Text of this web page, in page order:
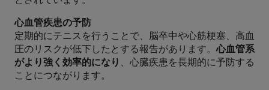
心血管疾患の予防
定期的にテニスを行うことで、脳卒中や心筋梗塞、高血
圧のリスクが低下したとする報告があります。心血管系
がより強く効率的になり 、心臓疾患を長期的に予防する
ことにつながります。